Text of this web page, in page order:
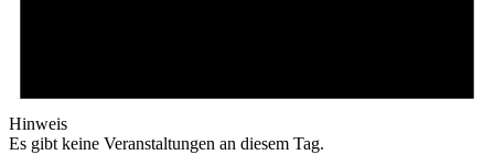
Hinweis
Es gibt keine Veranstaltungen an diesem Tag.